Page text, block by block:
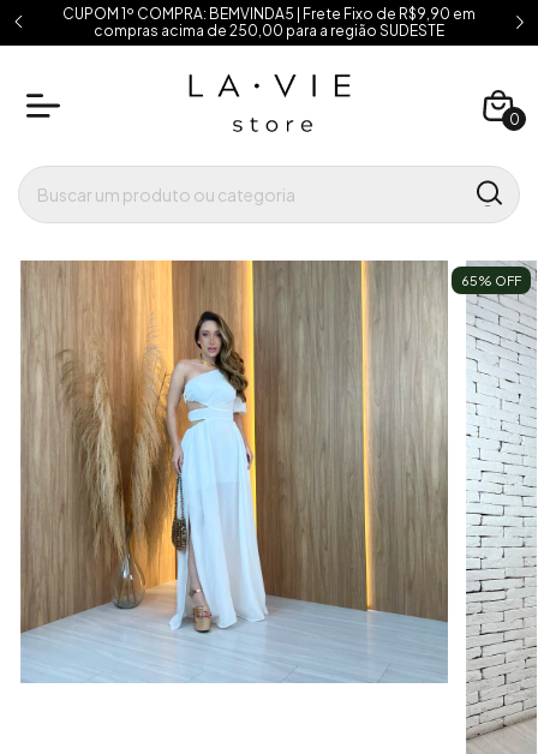
CUPOM 1º COMPRA: BEMVINDA5 | Frete Fixo de R$9,90 em
compras acima de 250,00 para a região SUDESTE
0
65% OFF